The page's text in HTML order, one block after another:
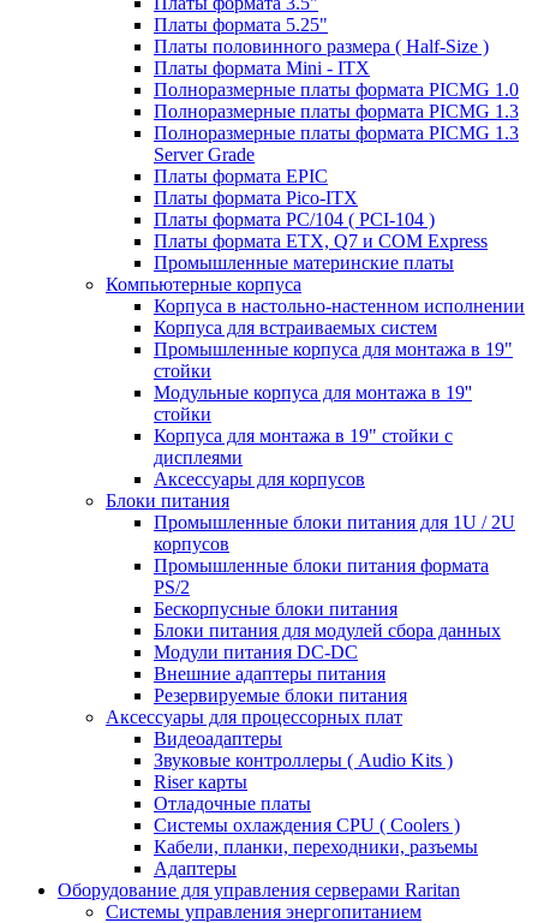
Платы формата 5.25"
Платы половинного размера ( Half-Size )
Платы формата Mini - ITX
Полноразмерные платы формата PICMG 1.0
Полноразмерные платы формата PICMG 1.3
Полноразмерные платы формата PICMG 1.3
Server Grade
Платы формата EPIC
Платы формата Pico-ITX
Платы формата PC/104 ( PCI-104 )
Платы формата ETX, Q7 и COM Express
Промышленные материнские платы
Компьютерные корпуса
Корпуса в настольно-настенном исполнении
Корпуса для встраиваемых систем
Промышленные корпуса для монтажа в 19"
стойки
Модульные корпуса для монтажа в 19''
стойки
Корпуса для монтажа в 19" стойки с
дисплеями
Аксессуары для корпусов
Блоки питания
Промышленные блоки питания для 1U / 2U
корпусов
Промышленные блоки питания формата
PS/2
Бескорпусные блоки питания
Блоки питания для модулей сбора данных
Модули питания DC-DC
Внешние адаптеры питания
Резервируемые блоки питания
Аксессуары для процессорных плат
Видеоадаптеры
Звуковые контроллеры ( Audio Kits )
Riser карты
Отладочные платы
Системы охлаждения CPU ( Coolers )
Кабели, планки, переходники, разъемы
Адаптеры
Оборудование для управления серверами Raritan
Системы управления энергопитанием